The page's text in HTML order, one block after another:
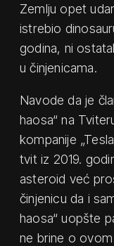
Zemlju opet
istrebio
godina, ni
u činjenicama.
Navode da je
haosa“ na
kompanije
tvit iz 2019.
asteroid već
činjenicu da i
haosa“ uopšte
ne brine o